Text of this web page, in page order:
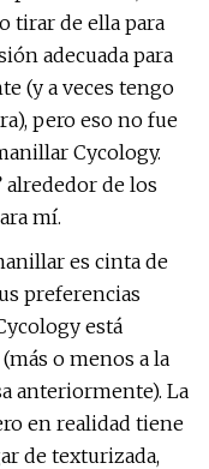
tirar de ella para
adecuada para
(y a veces tengo
pero eso no fue
Cycology.
alrededor de los
mí.
es cinta de
preferencias
está
o menos a la
anteriormente). La
en realidad tiene
de texturizada,